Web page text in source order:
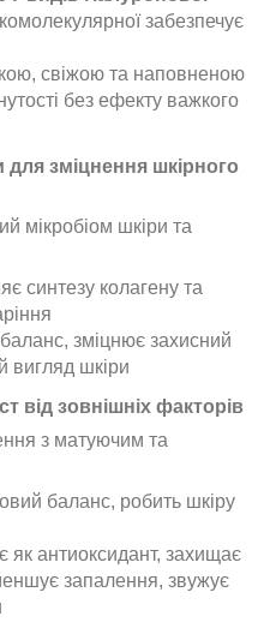
забезпечує
свіжою та наповненою
без ефекту важкого
для зміцнення шкірного
мікробіом шкіри та
синтезу колагену та
зміцнює захисний
вигляд шкіри
від зовнішніх факторів
з матуючим та
баланс, робить шкіру
як антиоксидант, захищає
запалення, звужує